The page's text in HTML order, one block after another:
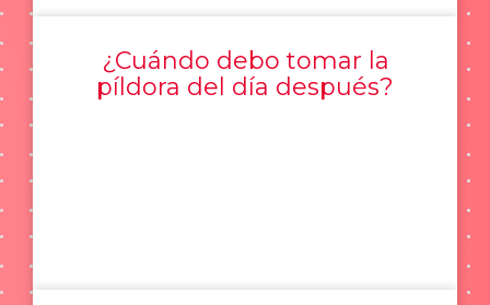
¿Cuándo debo tomar la
píldora del día después?